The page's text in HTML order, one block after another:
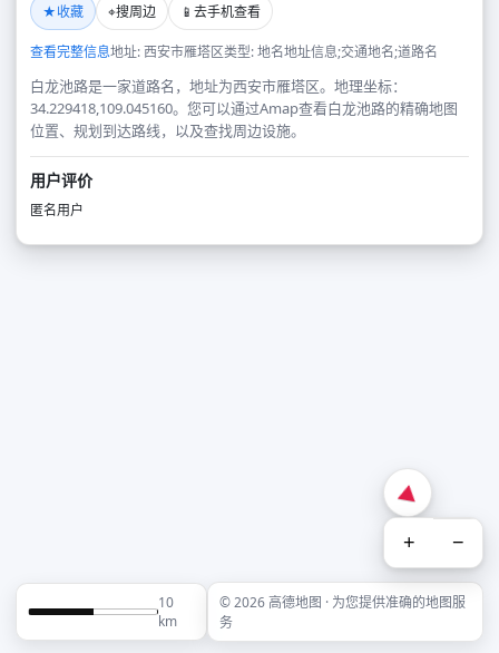
★收藏 ⌖搜周边 📱 去手机查看
查看完整信息地址: 西安市雁塔区类型: 地名地址信息;交通地名;道路名
白龙池路是一家道路名，地址为西安市雁塔区。地理坐标：
34.229418,109.045160。您可以通过Amap查看白龙池路的精确地图
位置、规划到达路线，以及查找周边设施。
用户评价
匿名用户
+ −
10
km
© 2026 高德地图 · 为您提供准确的地图服
务